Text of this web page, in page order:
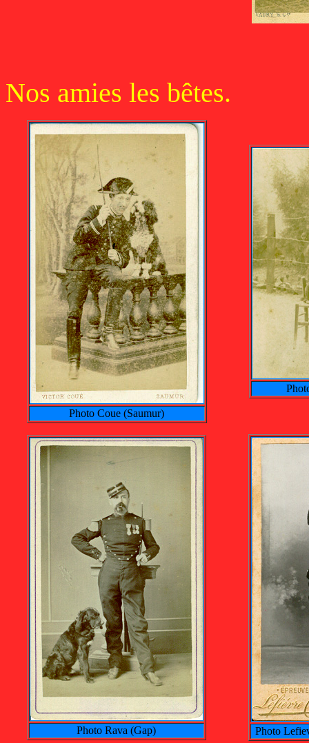
Nos amies les bêtes.
Photo Coue (Saumur)
Photo Rava (Gap) Photo